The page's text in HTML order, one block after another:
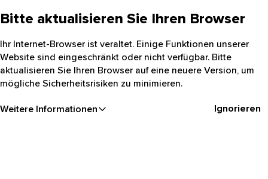
Bitte aktualisieren Sie Ihren Browser
Ihr Internet-Browser ist veraltet. Einige Funktionen unserer
Website sind eingeschränkt oder nicht verfügbar. Bitte
aktualisieren Sie Ihren Browser auf eine neuere Version, um
mögliche Sicherheitsrisiken zu minimieren.
Weitere Informationen Ignorieren